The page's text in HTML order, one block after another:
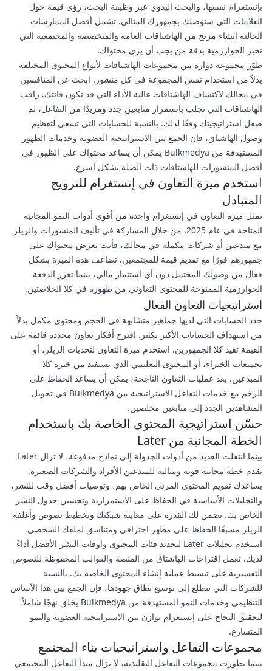
بإنستغرام نفسها، والبحث اليدوي عبر وظيفة البحث، رؤى قيمة حول
العلامات التي ستوصلك بجمهورك المثالي. تشمل أفضل الممارسات
الحالية إنشاء مزيج من الهاشتاقات العامة والمتخصصة والمجتمعية التي
تخبر الخوارزمية بدقة من يجب أن يرى محتواك.
طوّر مجموعة دوارة من مجموعات الهاشتاقات لأنواع المحتوى المختلفة
بدلاً من استخدام نفس المجموعة في كل منشور. ابحث عن المنافسين
في مجالك لاكتشاف الهاشتاقات عالية الأداء التي قد تكون فاتتك. راقب
الهاشتاقات التي تجلب باستمرار متابعين جدد ومزيدًا من التفاعل، ثم
صقل استراتيجيتك وفقًا لذلك. بالنسبة للحسابات التي تسعى لتعظيم
وصول الهاشتاق، فإن الجمع بين الاستراتيجية العضوية وخدمات الظهور
المستهدفة من Bulkmedya يمكن أن يساعد محتواك على الظهور في
أفضل المنشورات للهاشتاقات ذات الصلة بشكل أسرع.
استخدم ميزة التعاون في إنستغرام للترويج
المتبادل
تمثل ميزة التعاون في إنستغرام واحدة من أقوى أدوات النمو المجانية
المتاحة في عام 2025. من خلال المشاركة في تأليف المنشورات والريلز
مع مبدعين أو شركات مكملة في مجالك، فأنت تعرض محتواك على
جمهورهم فورًا مع تقديم قيمة للمجتمعين. تضاعف هذه الميزة بشكل
فعال من وصولك المحتمل دون أي استثمار مالي، بينما تعزز الدفعة
الخوارزمية الممنوحة للمحتوى التعاوني من ظهوره في كلا الخلاصتين.
استراتيجيات التعاون الفعال
حدد الحسابات التي لديها جماهير متشابهة في الحجم ومحتوى مكمل بدلاً
من استهداف الحسابات الأكبر بكثير. اقترح أفكار تعاون محددة قائمة على
القيمة تفيد كلا الجمهورين. استخدم ميزة التعاون لتحديات الريلز، أو
تجميعات الخبراء، أو المحتوى التعليمي الذي يستفيد من خبرة كلا
المبدعين. بعد عمليات التعاون الناجحة، يمكن أن يساعد الحفاظ على
الزخم مع خدمات التفاعل الاستراتيجية من Bulkmedya في تحويل
المشاهدين الجدد إلى متابعين مخلصين.
حسّن استراتيجية المحتوى الخاصة بك باستخدام
الخطة المجانية من Later
بينما انتقلت العديد من أدوات الجدولة إلى نماذج مدفوعة، لا تزال Later
تقدم خطة مجانية قوية ومثالية للمبدعين الأفراد والشركات الصغيرة.
يساعدك تقويم المحتوى المرئي الخاص بهم، وتوصيات أفضل وقت للنشر،
والتحليلات الأساسية في الحفاظ على الاستمرارية وتحسين جدول النشر
الخاص بك. تضمن لك القدرة على معاينة شبكتك وتخطيط نصوص وأغلفة
الريلز مسبقًا الحفاظ على مظهر احترافي ومتناسق لملفك الشخصي.
استخدم تحليلات Later لتحديد فئات المحتوى وأوقات النشر الأفضل أداءً
لديك. تعمل اقتراحات الهاشتاق من المنصة والقوالب المحفوظة للنصوص
التفسيرية على تبسيط عملية إنشاء المحتوى الخاصة بك. بالنسبة
للشركات التي تتطلع إلى توسيع نطاق جهودها، فإن الجمع بين هذا الأساس
التنظيمي وخدمات النمو المستهدفة من Bulkmedya يخلق نهجًا شاملاً
لتحقيق النجاح على إنستغرام يوازن بين الاستراتيجية العضوية والنمو
المتسارع.
مجموعات التفاعل واستراتيجيات بناء المجتمع
بينما تطورت مجموعات التفاعل التقليدية، لا يزال مبدأ التفاعل المجتمعي